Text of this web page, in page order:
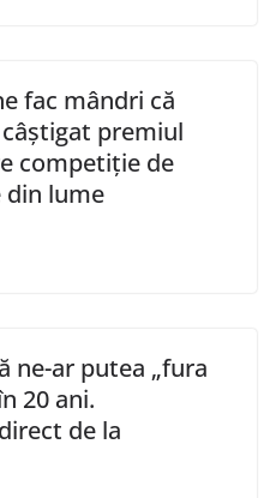
fac mândri că
premiul
competiție de
lume
ne-ar putea „fura
20 ani.
de la